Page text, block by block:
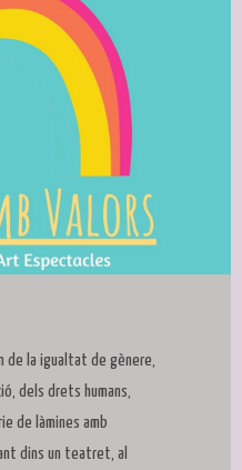
de la igualtat de gènere,
dels drets humans,
de làmines amb
dins un teatret, al